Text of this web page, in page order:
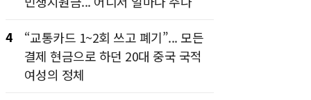
4
“교통카드 1~2회 쓰고 폐기”... 모든
결제 현금으로 하던 20대 중국 국적
여성의 정체